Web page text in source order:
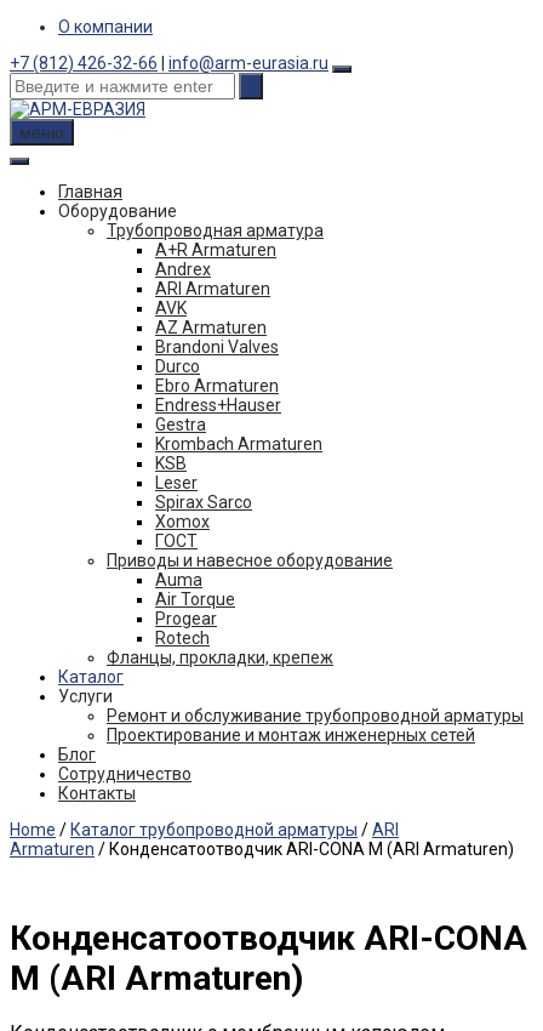
Skip
content
О компании
+7 (812) 426-32-66
info@arm-eurasia.ru
меню
Главная
Оборудование
Трубопроводная арматура
A+R Armaturen
Andrex
ARI Armaturen
AVK
AZ Armaturen
Brandoni Valves
Durco
Ebro Armaturen
Endress+Hauser
Gestra
Krombach Armaturen
KSB
Leser
Spirax Sarco
Xomox
ГОСТ
Приводы и навесное оборудование
Auma
Air Torque
Progear
Rotech
Фланцы, прокладки, крепеж
Каталог
Услуги
Ремонт и обслуживание трубопроводной арматуры
Проектирование и монтаж инженерных сетей
Блог
Сотрудничество
Контакты
Home / Каталог трубопроводной арматуры /ARI
Armaturen / Конденсатоотводчик ARI-CONA M (ARI Armaturen)
Конденсатоотводчик ARI-CONA
M (ARI Armaturen)